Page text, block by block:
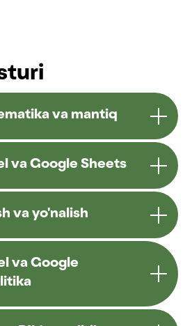
va mantiq
va Google Sheets
va yo'nalish
va Google